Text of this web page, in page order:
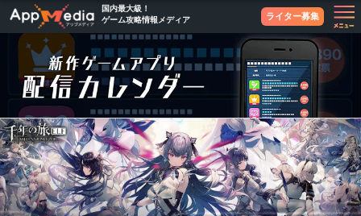
国内最大級！
ゲーム攻略情報メディア
ライター募集